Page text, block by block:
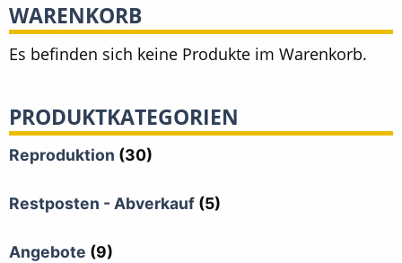
WARENKORB
Es befinden sich keine Produkte im Warenkorb.
PRODUKTKATEGORIEN
Reproduktion (30)
Restposten - Abverkauf (5)
Angebote (9)